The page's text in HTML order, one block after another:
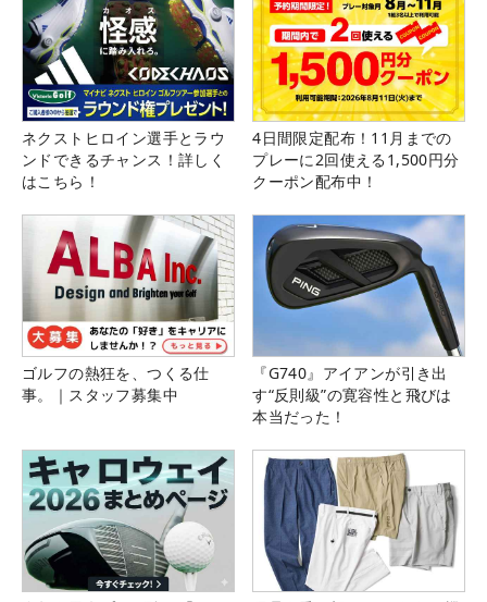
ネクストヒロイン選手とラウ
ンドできるチャンス！詳しく
はこちら！
4日間限定配布！11月までの
プレーに2回使える1,500円分
クーポン配布中！
ゴルフの熱狂を、つくる仕
事。｜スタッフ募集中
『G740』アイアンが引き出
す“反則級”の寛容性と飛びは
本当だった！